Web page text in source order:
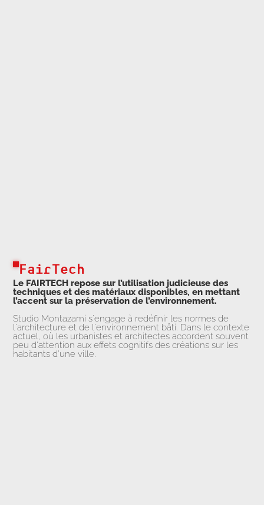
FairTech
Le FAIRTECH repose sur l’utilisation judicieuse des
techniques et des matériaux disponibles, en mettant
l’accent sur la préservation de l’environnement.
Studio Montazami s'engage à redéfinir les normes de
l'architecture et de l'environnement bâti. Dans le contexte
actuel, où les urbanistes et architectes accordent souvent
peu d'attention aux effets cognitifs des créations sur les
habitants d'une ville.